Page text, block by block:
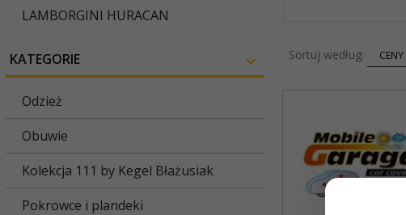
LAMBORGINI HURACAN
KATEGORIE
Odzież
Obuwie
Kolekcja 111 by Kegel Błażusiak
Pokrowce i plandeki
Sortuj według: sort